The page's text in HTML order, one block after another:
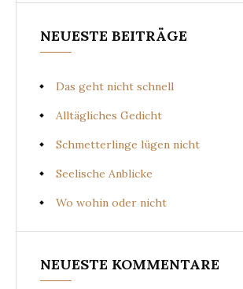
NEUESTE BEITRÄGE
Das geht nicht schnell
Alltägliches Gedicht
Schmetterlinge lügen nicht
Seelische Anblicke
Wo wohin oder nicht
NEUESTE KOMMENTARE